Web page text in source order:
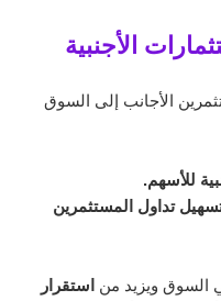
الأجانب إلى السوق
للأسهم.
تداول المستثمرين
السوق ويزيد من استقرار